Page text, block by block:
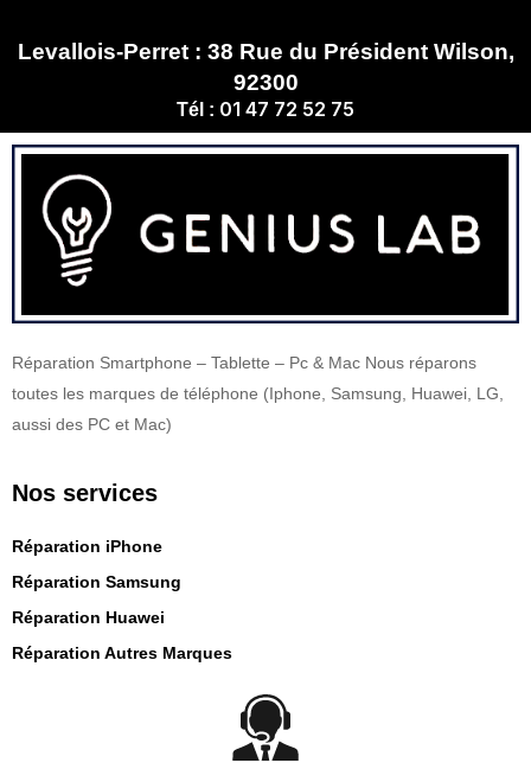
Levallois-Perret : 38 Rue du Président Wilson,
92300
Tél : 01 47 72 52 75
Réparation Smartphone – Tablette – Pc & Mac Nous réparons
toutes les marques de téléphone (Iphone, Samsung, Huawei, LG,
aussi des PC et Mac)
Nos services
Réparation iPhone
Réparation Samsung
Réparation Huawei
Réparation Autres Marques